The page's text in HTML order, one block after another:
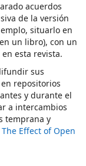
acuerdos
de la versión
situarlo en
un libro), con un
esta revista.
sus
repositorios
y durante el
a intercambios
temprana y
The Effect of Open